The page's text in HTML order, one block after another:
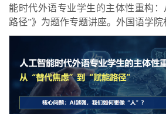
能时代外语专业学生的主体性重构：
路径”》为题作专题讲座。外国语学院